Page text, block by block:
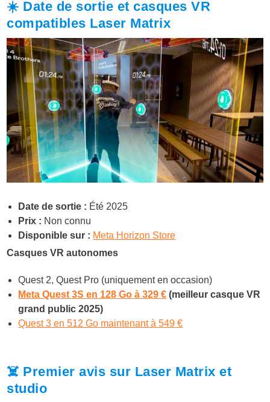
☀️ Date de sortie et casques VR
compatibles Laser Matrix
Date de sortie : Été 2025
Prix : Non connu
Disponible sur : Meta Horizon Store
Casques VR autonomes
Quest 2, Quest Pro (uniquement en occasion)
Meta Quest 3S en 128 Go à 329 € (meilleur casque VR
grand public 2025)
Quest 3 en 512 Go maintenant à 549 €
☠️ Premier avis sur Laser Matrix et
studio